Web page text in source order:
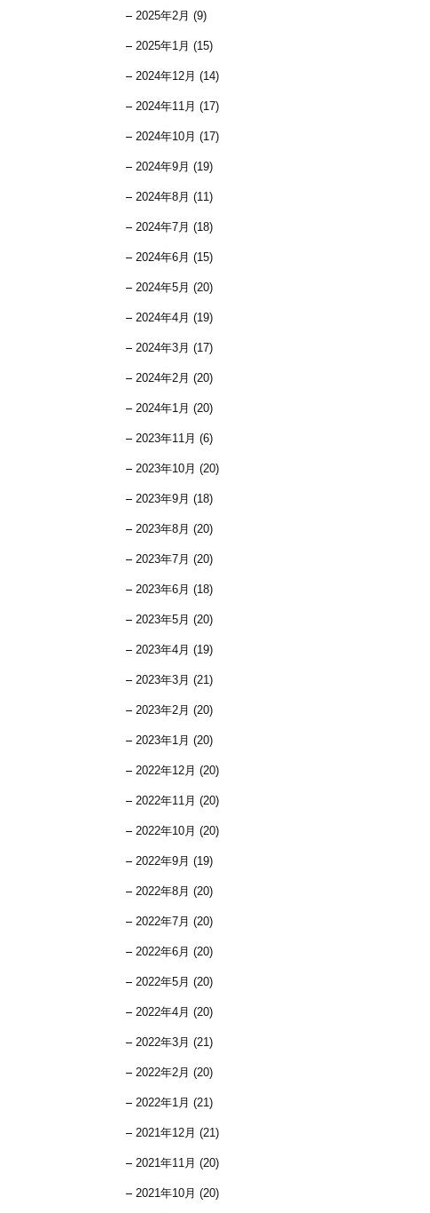
2025年2月 (9)
2025年1月 (15)
2024年12月 (14)
2024年11月 (17)
2024年10月 (17)
2024年9月 (19)
2024年8月 (11)
2024年7月 (18)
2024年6月 (15)
2024年5月 (20)
2024年4月 (19)
2024年3月 (17)
2024年2月 (20)
2024年1月 (20)
2023年11月 (6)
2023年10月 (20)
2023年9月 (18)
2023年8月 (20)
2023年7月 (20)
2023年6月 (18)
2023年5月 (20)
2023年4月 (19)
2023年3月 (21)
2023年2月 (20)
2023年1月 (20)
2022年12月 (20)
2022年11月 (20)
2022年10月 (20)
2022年9月 (19)
2022年8月 (20)
2022年7月 (20)
2022年6月 (20)
2022年5月 (20)
2022年4月 (20)
2022年3月 (21)
2022年2月 (20)
2022年1月 (21)
2021年12月 (21)
2021年11月 (20)
2021年10月 (20)